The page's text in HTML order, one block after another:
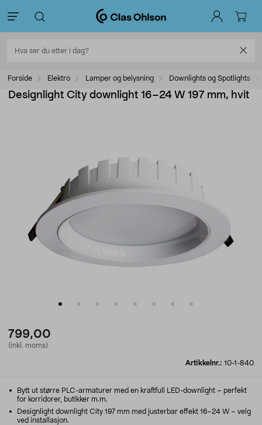
Forside Elektro Lamper og belysning Downlights og Spotlights
Designlight City downlight 16–24 W 197 mm, hvit
799,00
(inkl. moms)
Artikkelnr.: 10-1-840
Bytt ut større PLC-armaturer med en kraftfull LED-downlight – perfekt
for korridorer, butikker m.m.
Designlight downlight City 197 mm med justerbar effekt 16–24 W – velg
ved installasjon.